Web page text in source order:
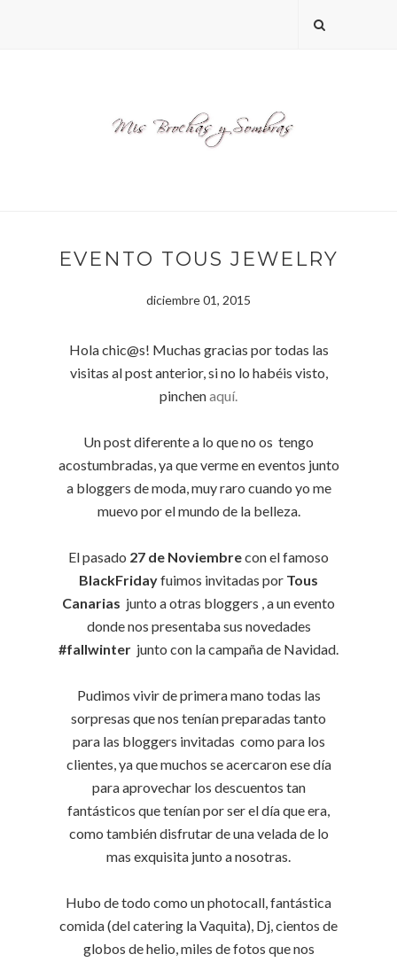
EVENTO TOUS JEWELRY
diciembre 01, 2015
Hola chic@s! Muchas gracias por todas las
visitas al post anterior, si no lo habéis visto,
pinchenaquí.
Un post diferente a lo que no os tengo
acostumbradas, ya que verme en eventos junto
a bloggers de moda, muy raro cuando yo me
muevo por el mundo de la belleza.
El pasado 27 de Noviembrecon el famoso
BlackFridayfuimos invitadas por Tous
Canarias junto a otras bloggers , a un evento
donde nos presentaba sus novedades
#fallwinter junto con la campaña de Navidad.
Pudimos vivir de primera mano todas las
sorpresas que nos tenían preparadas tanto
para las bloggers invitadas como para los
clientes, ya que muchos se acercaron ese día
para aprovechar los descuentos tan
fantásticos que tenían por ser el día que era,
como también disfrutar de una velada de lo
mas exquisita junto a nosotras.
Hubo de todo como un photocall, fantástica
comida (del catering la Vaquita), Dj, cientos de
globos de helio, miles de fotos que nos